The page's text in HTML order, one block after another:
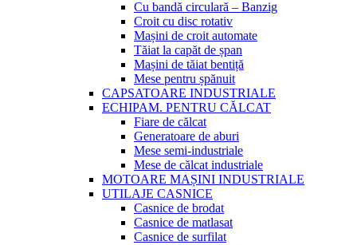
Cu bandă circulară – Banzig
Croit cu disc rotativ
Mașini de croit automate
Tăiat la capăt de șpan
Mașini de tăiat bentiță
Mese pentru șpănuit
CAPSATOARE INDUSTRIALE
ECHIPAM. PENTRU CĂLCAT
Fiare de călcat
Generatoare de aburi
Mese semi-industriale
Mese de călcat industriale
MOTOARE MAȘINI INDUSTRIALE
UTILAJE CASNICE
Casnice de brodat
Casnice de matlasat
Casnice de surfilat